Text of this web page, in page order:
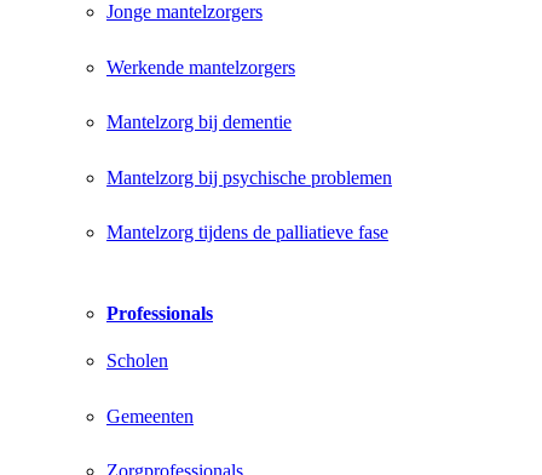
Jonge mantelzorgers
Werkende mantelzorgers
Mantelzorg bij dementie
Mantelzorg bij psychische problemen
Mantelzorg tijdens de palliatieve fase
Professionals
Scholen
Gemeenten